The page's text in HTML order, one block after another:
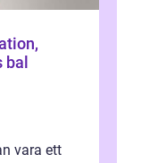
vara ett